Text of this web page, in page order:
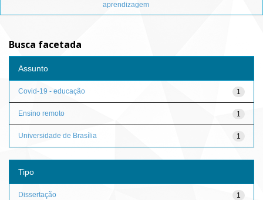
aprendizagem
Busca facetada
Assunto
1
Covid-19 - educação
1
Ensino remoto
1
Universidade de Brasília
Tipo
1
Dissertação